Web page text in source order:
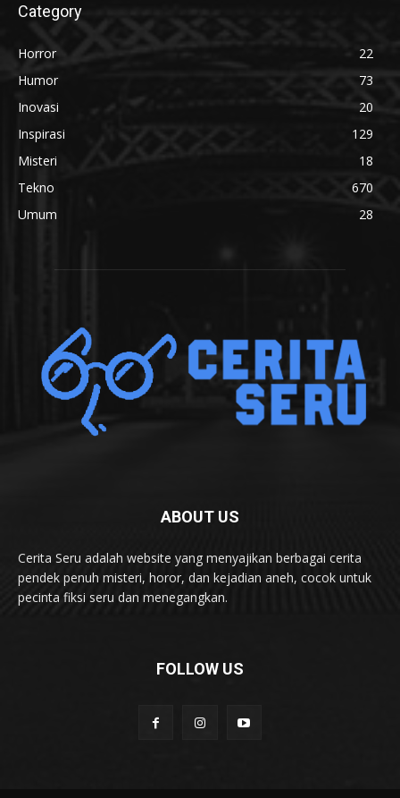
Category
Horror
22
Humor
73
Inovasi
20
Inspirasi
129
Misteri
18
Tekno
670
Umum
28
ABOUT US
Cerita Seru adalah website yang menyajikan berbagai cerita
pendek penuh misteri, horor, dan kejadian aneh, cocok untuk
pecinta fiksi seru dan menegangkan.
FOLLOW US